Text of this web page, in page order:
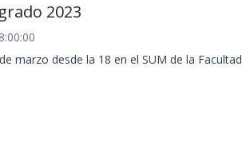
2023
marzo desde la 18 en el SUM de la Facultad